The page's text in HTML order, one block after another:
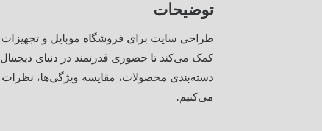
توضیحات
طراحی سایت برای فروشگاه موبایل و
کمک می‌کند تا حضوری قدرتمند در دنیای
دسته‌بندی محصولات، مقایسه ویژگی‌ها، نظرات
می‌کنیم.